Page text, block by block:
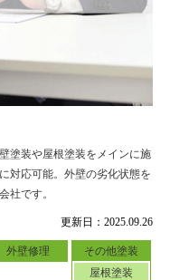
更新日：2025.09.26
外壁修理
その他塗装
屋根塗装
塗装や屋根塗装をメインに施
対応可能。外壁の劣化状態を
社です。